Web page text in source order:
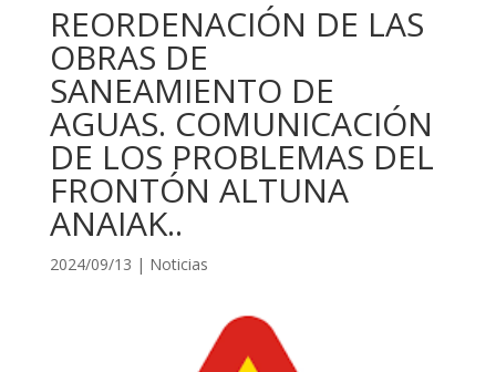
REORDENACIÓN DE LAS
OBRAS DE
SANEAMIENTO DE
AGUAS. COMUNICACIÓN
DE LOS PROBLEMAS DEL
FRONTÓN ALTUNA
ANAIAK..
2024/09/13 | Noticias